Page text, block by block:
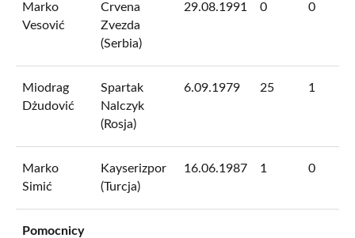
Marko
Vesović
Crvena
Zvezda
(Serbia)
29.08.1991 0 0
Miodrag
Dżudović
Spartak
Nalczyk
(Rosja)
6.09.1979 25 1
Marko
Simić
Kayserizpor
(Turcja)
16.06.1987 1 0
Pomocnicy